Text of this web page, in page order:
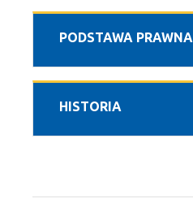
PODSTAWA PRAWNA
HISTORIA